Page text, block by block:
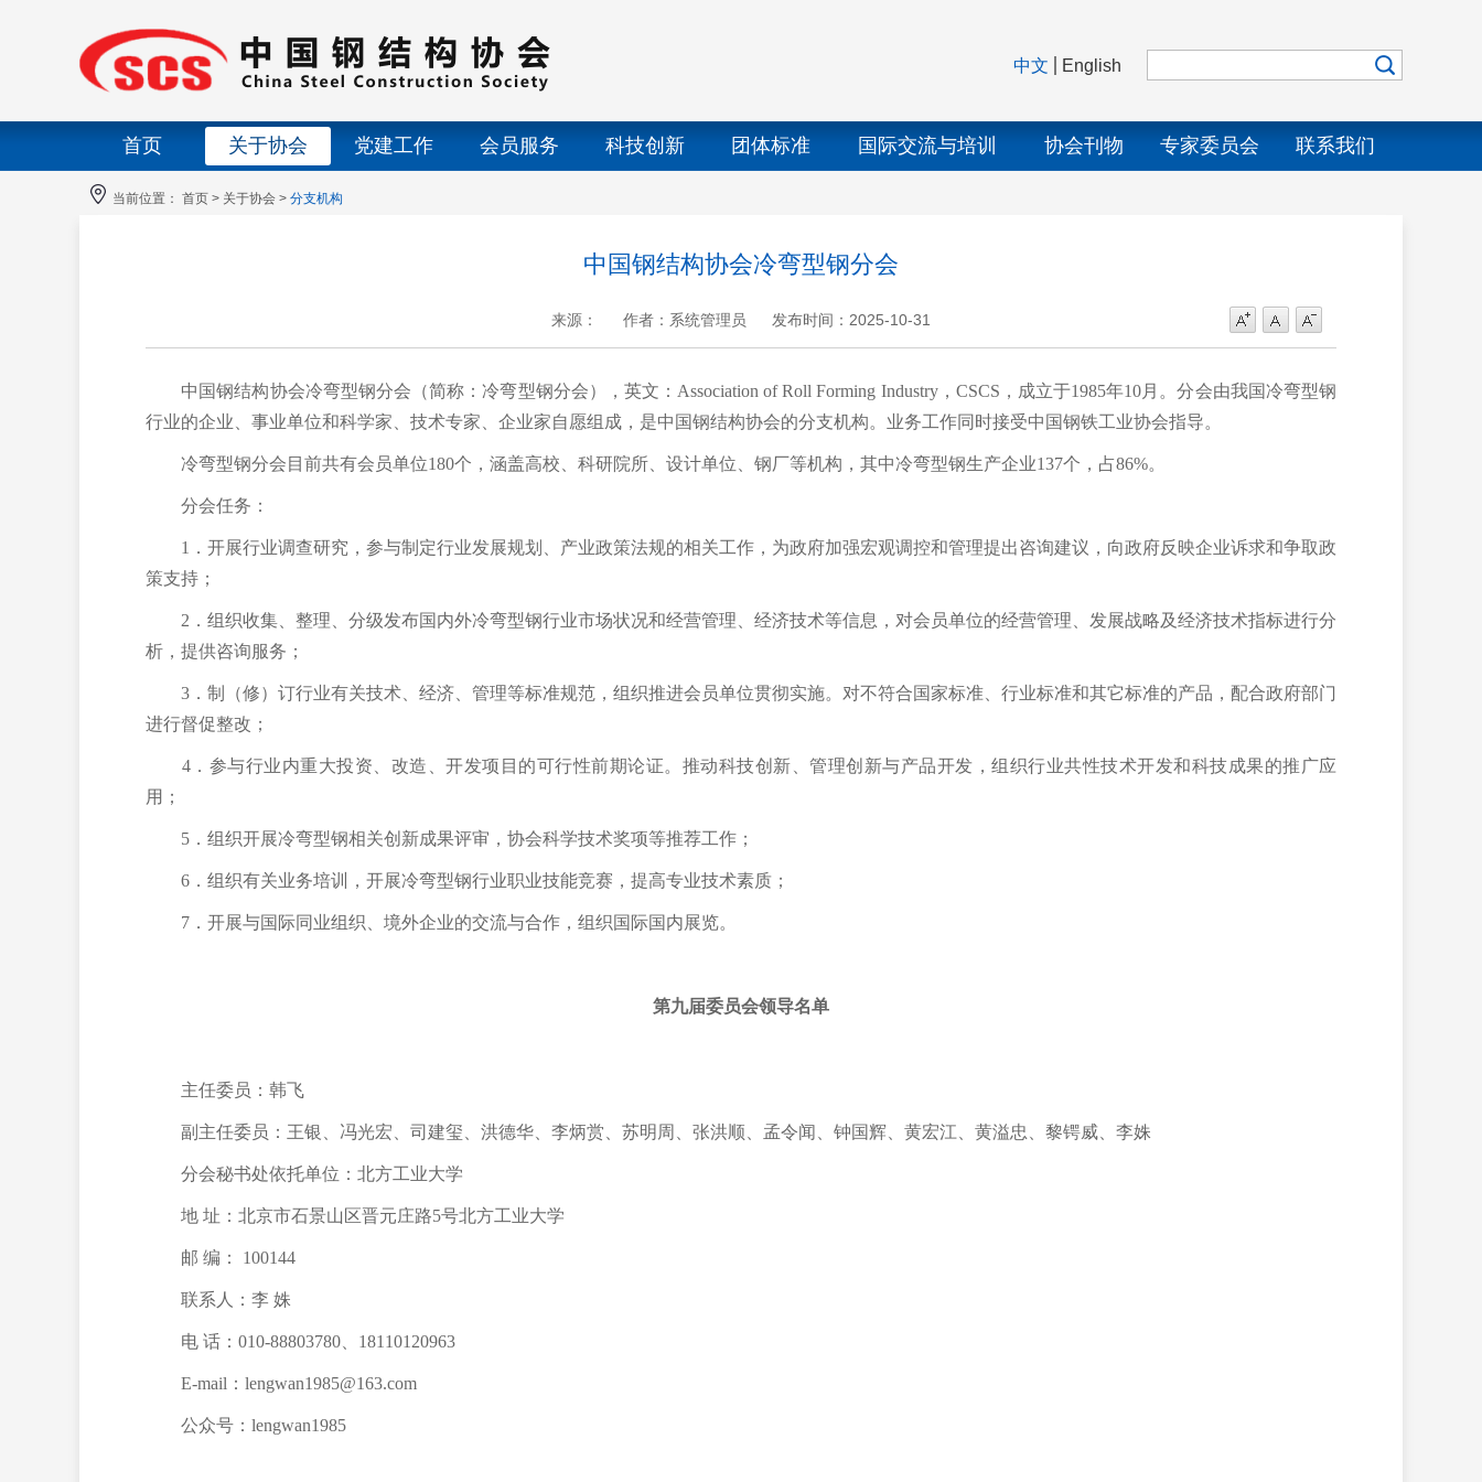
中文 English
首页 关于协会 党建工作 会员服务 科技创新 团体标准 国际交流与培训 协会刊物 专家委员会 联系我们
当前位置： 首页 > 关于协会 > 分支机构
中国钢结构协会冷弯型钢分会
来源： 作者：系统管理员 发布时间：2025-10-31
+ .
中国钢结构协会冷弯型钢分会（简称：冷弯型钢分会），英文： Association of Roll Forming Industry， CSCS ，成立于1985年10月。分会由我国冷弯型钢
行业的企业、事业单位和科学家、技术专家、企业家自愿组成，是中国钢结构协会的分支机构。业务工作同时接受中国钢铁工业协会指导。
冷弯型钢分会目前共有会员单位180个，涵盖高校、科研院所、设计单位、钢厂等机构，其中冷弯型钢生产企业137个，占86%。
分会任务：
1 ． 开展行业调查研究，参与制定行业发展规划、产业政策法规的相关工作，为政府加强宏观调控和管理提出咨询建议，向政府反映企业诉求和争取政
策支持；
2 ． 组织收集、整理、分级发布国内外冷弯型钢行业市场状况和经营管理、经济技术等信息，对会员单位的经营管理、发展战略及经济技术指标进行分
析，提供咨询服务；
3 ． 制（修）订行业有关技术、经济、管理等标准规范，组织推进会员单位贯彻实施。对不符合国家标准、行业标准和其它标准的产品，配合政府部门
进行督促整改；
4 ． 参与行业内重大投资、改造、开发项目的可行性前期论证。推动科技创新、管理创新与产品开发，组织行业共性技术开发和科技成果的推广应
用；
5 ． 组织开展冷弯型钢相关创新成果评审，协会科学技术奖项等推荐工作；
6 ． 组织有关业务培训，开展冷弯型钢行业职业技能竞赛，提高专业技术素质；
7 ． 开展与国际同业组织、境外企业的交流与合作，组织国际国内展览。
第九届委员会领导名单
主任委员：韩飞
副主任委员：王银、 冯光宏、 司建玺、 洪德华、 李炳赏、 苏明周、 张洪顺、孟令闻、钟国辉、黄宏江、黄溢忠、黎锷威、 李姝
分会秘书处依托单位： 北方工业大学
地 址：北京市石景山区晋元庄路5号北方工业大学
邮 编： 100144
联系人：李 姝
电 话： 010-88803780 18110120963
E-mail ： lengwan1985@163.com
公众号： lengwan1985